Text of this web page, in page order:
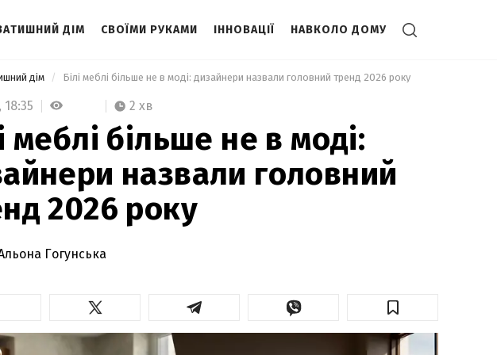
ДІМ СВОЇМИ РУКАМИ ІННОВАЦІЇ НАВКОЛО ДОМУ
дім Білі меблі більше не в моді: дизайнери назвали головний тренд 2026 року
18:35 2 хв
меблі більше не в моді:
назвали головний
2026 року
Гогунська